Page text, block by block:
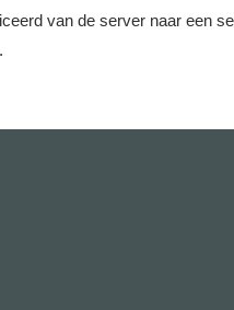
van de server naar een